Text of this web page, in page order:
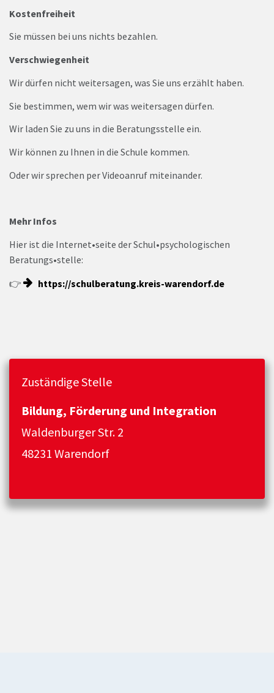
Kostenfreiheit
Sie müssen bei uns nichts bezahlen.
Verschwiegenheit
Wir dürfen nicht weitersagen, was Sie uns erzählt haben.
Sie bestimmen, wem wir was weitersagen dürfen.
Wir laden Sie zu uns in die Beratungsstelle ein.
Wir können zu Ihnen in die Schule kommen.
Oder wir sprechen per Videoanruf miteinander.
Mehr Infos
Hier ist die Internet•seite der Schul•psychologischen
Beratungs•stelle:
👉
https://schulberatung.kreis-warendorf.de
Zuständige Stelle
Bildung, Förderung und Integration
Waldenburger Str. 2
48231 Warendorf